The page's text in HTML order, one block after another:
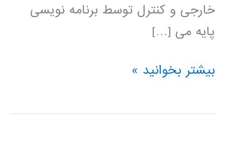
خارجی و کنترل توسط برنامه نویسی
پایه می […]
راهنمای
آردوینو
بیشتر بخوانید »